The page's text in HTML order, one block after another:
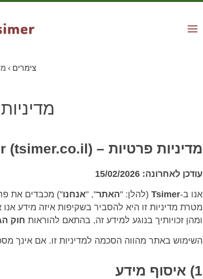
צימרים ›
מדיניות פרטיות – Tsimer (tsimer.co.il)
עודכן לאחרונה: 15/02/2026
אנו ב-Tsimer (להלן: "האתר", "אנחנו") מכבדים את
מטרת מדיניות זו היא להסביר בשקיפות איזה מידע
ומהן זכויותיך בנוגע למידע זה, בהתאם להוראות חוק
השימוש באתר מהווה הסכמה למדיניות זו. אם אינך
1) איסוף מידע